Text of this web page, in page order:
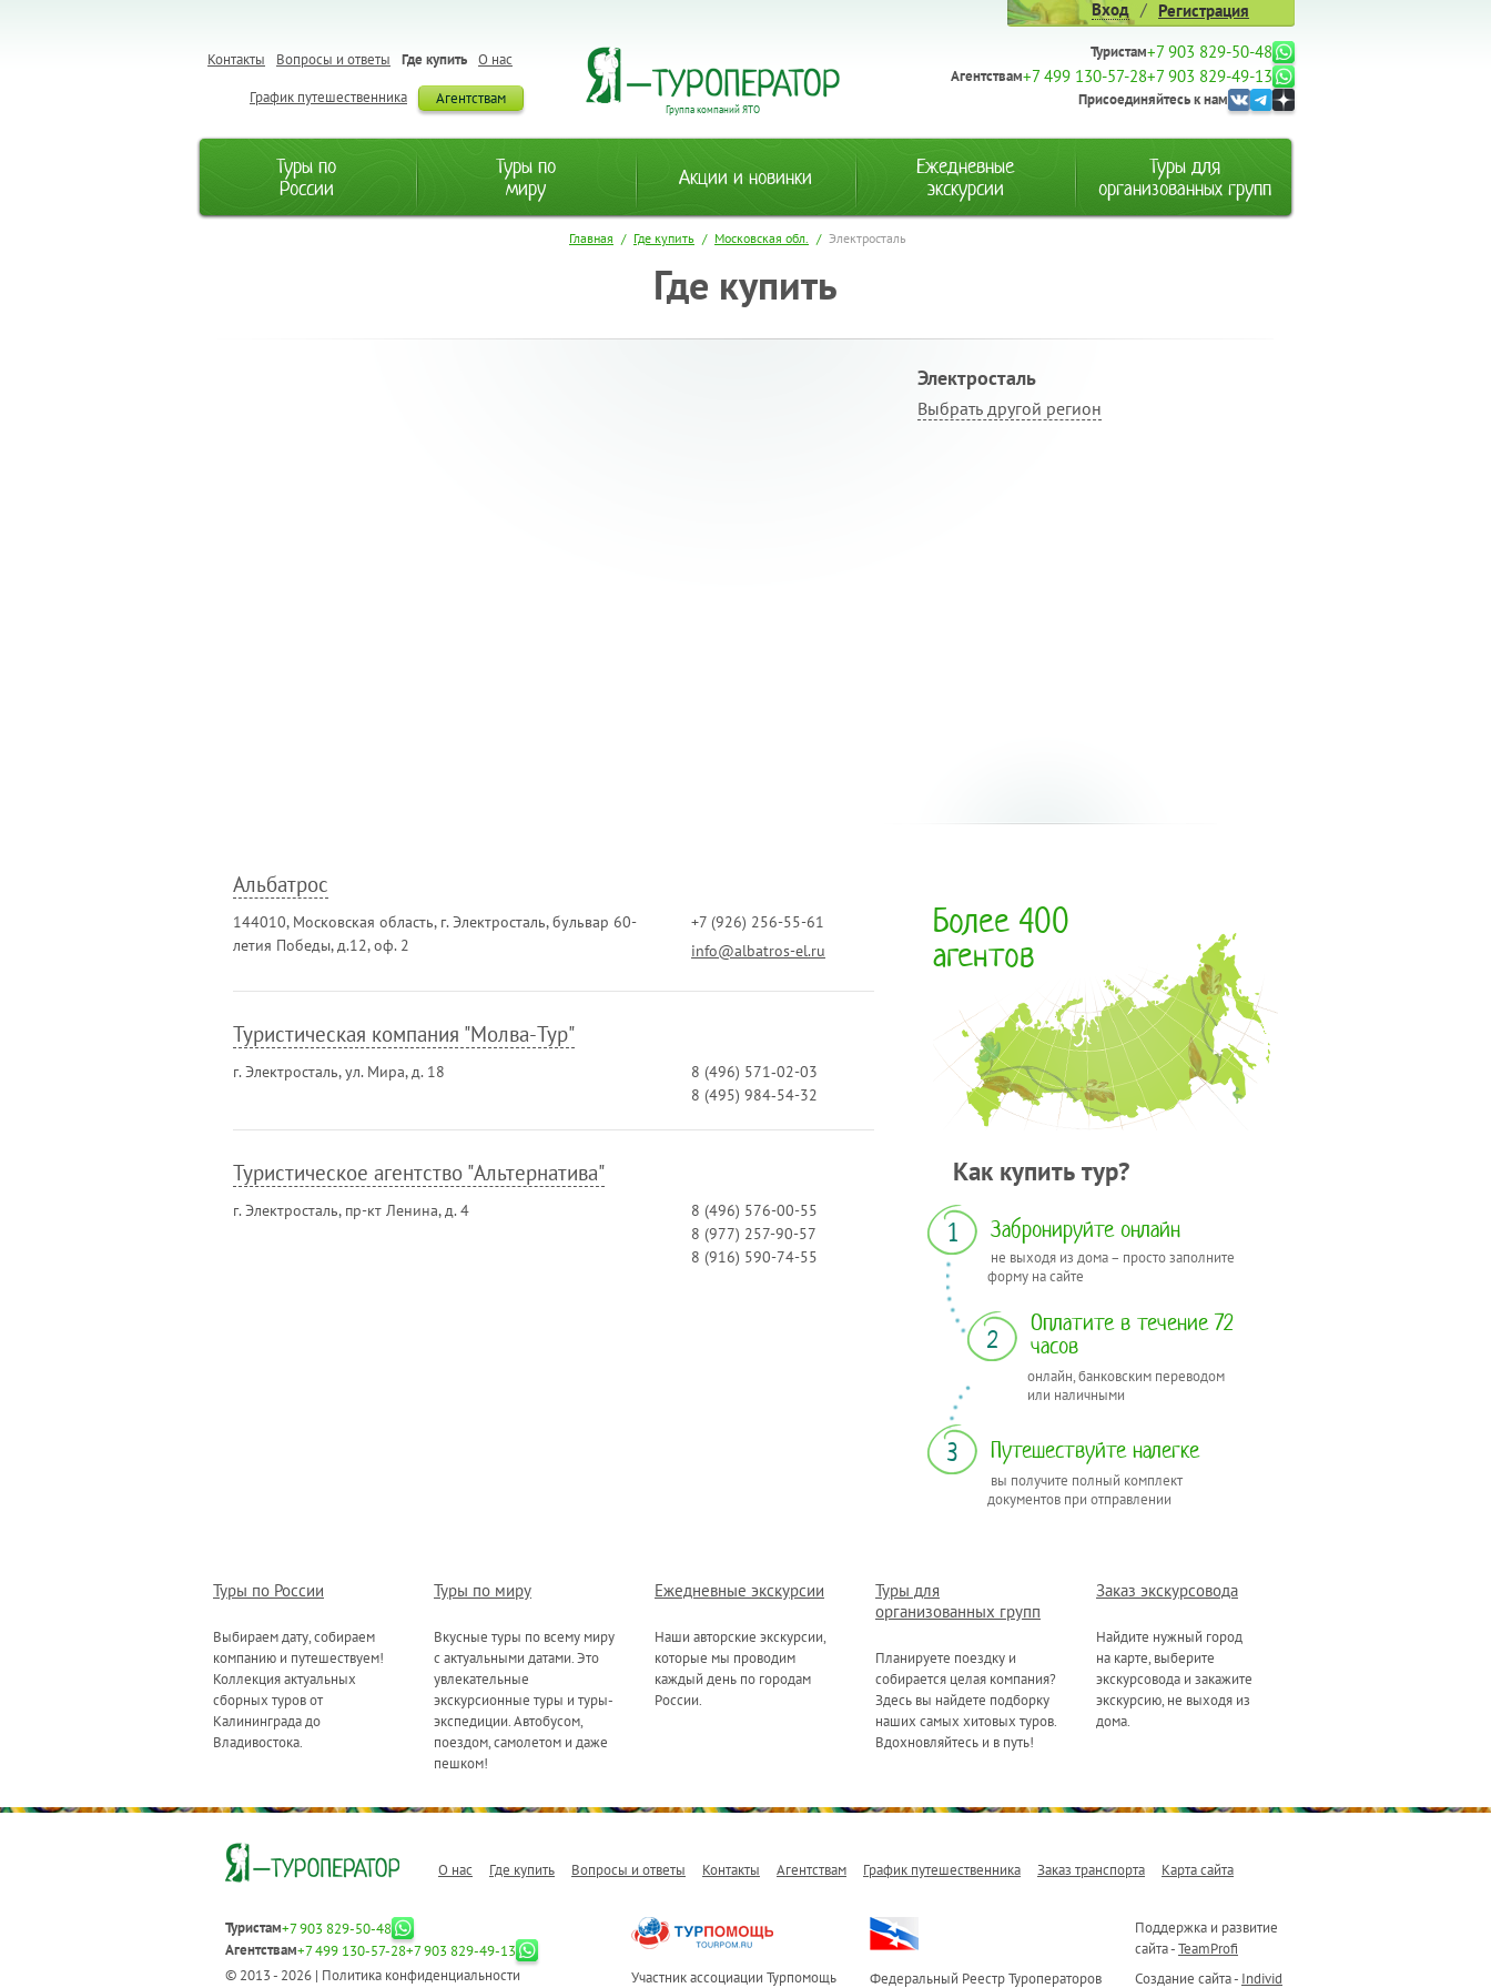
Вход / Регистрация
О нас
Где купить
Вопросы и ответы
Контакты
Агентствам
График путешественника
Группа компаний ЯТО
Туристам+7 903 829-50-48
Агентствам+7 499 130-57-28+7 903 829-49-13
Присоединяйтесь к нам
Туры по
России
Туры по
миру
Акции и новинки
Ежедневные
экскурсии
Туры для
организованных групп
Главная / Где купить / Московская обл. / Электросталь
Где купить
Электросталь
Выбрать другой регион
Альбатрос
144010, Московская область, г. Электросталь, бульвар 60-
летия Победы, д.12, оф. 2
+7 (926) 256-55-61
info@albatros-el.ru
Туристическая компания "Молва-Тур"
г. Электросталь, ул. Мира, д. 18
8 (496) 571‑02-03
8 (495) 984‑54-32
Туристическое агентство "Альтернатива"
г. Электросталь, пр-кт Ленина, д. 4
8 (496) 576-00-55
8 (977) 257-90-57
8 (916) 590-74-55
Более 400
агентов
Как купить тур?
1 Забронируйте онлайн
не выходя из дома – просто заполните
форму на сайте
2
Оплатите в течение 72
часов
онлайн, банковским переводом
или наличными
3 Путешествуйте налегке
вы получите полный комплект
документов при отправлении
Туры по России
Выбираем дату, собираем
компанию и путешествуем!
Коллекция актуальных
сборных туров от
Калининграда до
Владивостока.
Туры по миру
Вкусные туры по всему миру
с актуальными датами. Это
увлекательные
экскурсионные туры и туры-
экспедиции. Автобусом,
поездом, самолетом и даже
пешком!
Ежедневные экскурсии
Наши авторские экскурсии,
которые мы проводим
каждый день по городам
России.
Туры для
организованных групп
Планируете поездку и
собирается целая компания?
Здесь вы найдете подборку
наших самых хитовых туров.
Вдохновляйтесь и в путь!
Заказ экскурсовода
Найдите нужный город
на карте, выберите
экскурсовода и закажите
экскурсию, не выходя из
дома.
О нас Где купить Вопросы и ответы Контакты Агентствам График путешественника Заказ транспорта Карта сайта
Туристам+7 903 829-50-48
Агентствам+7 499 130-57-28+7 903 829-49-13
© 2013 - 2026 | Политика конфиденциальности Участник ассоциации Турпомощь Федеральный Реестр Туроператоров
Поддержка и развитие
сайта -TeamProfi
Создание сайта - Individ